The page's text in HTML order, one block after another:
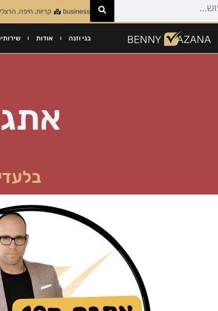
דילוג
business@bmc-israel.com קריות, חיפה,
בני וזנה אודות